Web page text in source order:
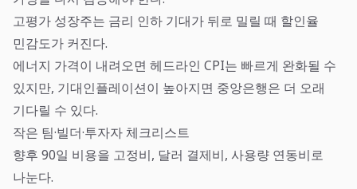
고평가 성장주는 금리 인하 기대가 뒤로 밀릴 때 할인율
민감도가 커진다.
에너지 가격이 내려오면 헤드라인 CPI는 빠르게 완화될 수
있지만, 기대인플레이션이 높아지면 중앙은행은 더 오래
기다릴 수 있다.
작은 팀·빌더·투자자 체크리스트
향후 90일 비용을 고정비, 달러 결제비, 사용량 연동비로
나눈다.